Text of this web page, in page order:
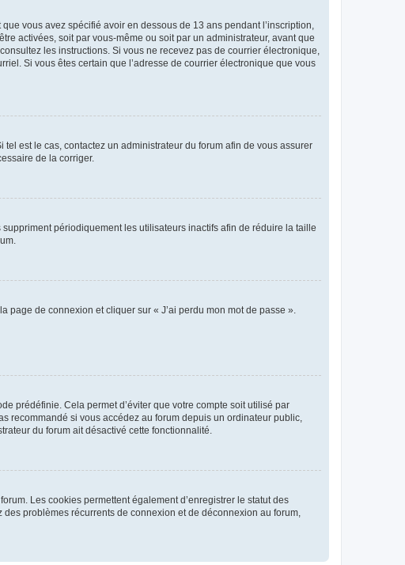
vous avez spécifié avoir en dessous de 13 ans pendant l’inscription,
activées, soit par vous-même ou soit par un administrateur, avant que
les instructions. Si vous ne recevez pas de courrier électronique,
Si vous êtes certain que l’adresse de courrier électronique que vous
est le cas, contactez un administrateur du forum afin de vous assurer
de la corriger.
périodiquement les utilisateurs inactifs afin de réduire la taille
de connexion et cliquer sur « J’ai perdu mon mot de passe ».
prédéfinie. Cela permet d’éviter que votre compte soit utilisé par
recommandé si vous accédez au forum depuis un ordinateur public,
du forum ait désactivé cette fonctionnalité.
Les cookies permettent également d’enregistrer le statut des
problèmes récurrents de connexion et de déconnexion au forum,